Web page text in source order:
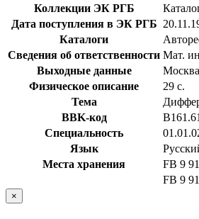
Коллекции ЭК РГБ
Дата поступления в ЭК РГБ
Каталоги
Сведения об ответственности Мат.
Выходные данные
Физическое описание
29 с.
Тема
BBK-код
Специальность
Язык
Места хранения
FB 9
FB 9
×